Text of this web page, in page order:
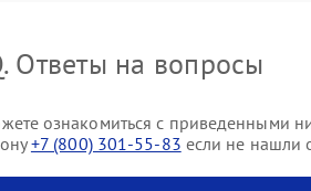
Ответы на вопросы
ознакомиться с приведенными
+7 (800) 301-55-83 если не нашли